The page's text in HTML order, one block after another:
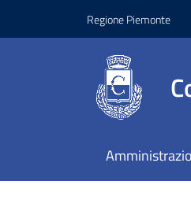
Regione Piemonte